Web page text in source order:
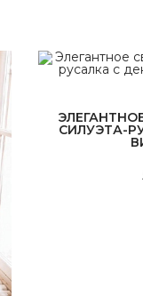
СИЛУЭТА-